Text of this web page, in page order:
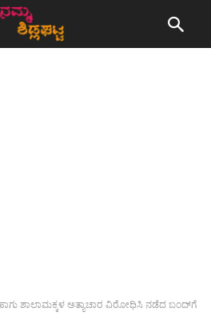
ಶಾಲಾಮಕ್ಕಳ ಅತ್ಯಾಚಾರ ವಿರೋಧಿಸಿ ನಡೆದ ಬಂದ್‌ಗೆ